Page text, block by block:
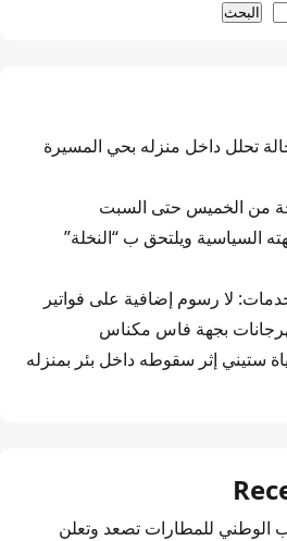
البحث
تحلل داخل منزله بحي المسيرة
ويلتحق ب “النخلة”
لا رسوم إضافية على فواتير
بجهة فاس مكناس
ستيني إثر سقوطه داخل بئر بمنزله
الوطني للمطارات تصعد وتعلن